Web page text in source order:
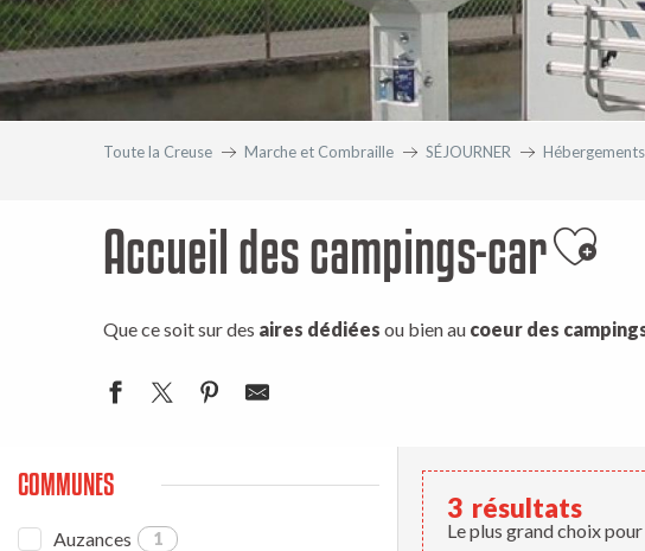
Toute la Creuse Marche et Combraille SÉJOURNER Hébergements
Accueil des campings-car
Que ce soit sur des aires dédiées ou bien au coeur des
COMMUNES
Auzances 1
3 résultats
Le plus grand choix